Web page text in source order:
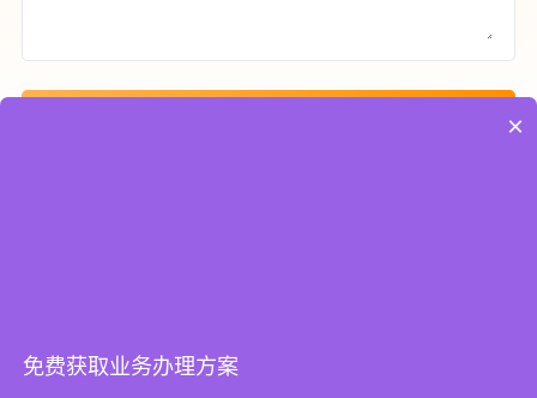
企业辞职争议纠纷处理
×
免费获取业务办理方案